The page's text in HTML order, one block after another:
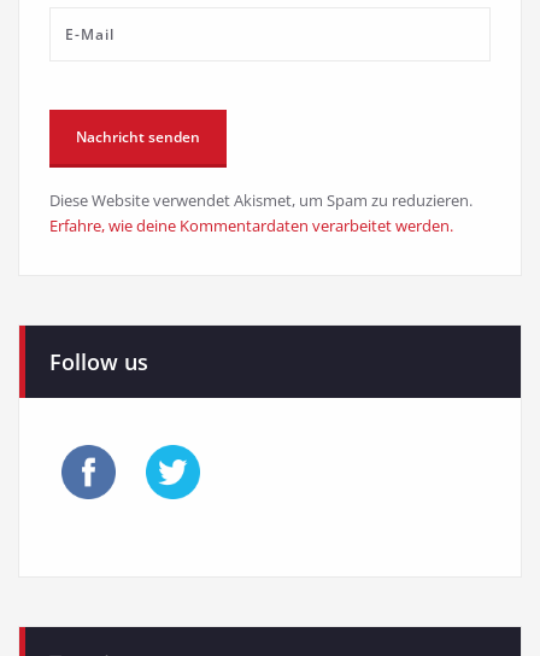
Diese Website verwendet Akismet, um Spam zu reduzieren.
Erfahre, wie deine Kommentardaten verarbeitet werden.
Follow us